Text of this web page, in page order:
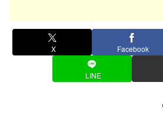
X Facebook
LINE